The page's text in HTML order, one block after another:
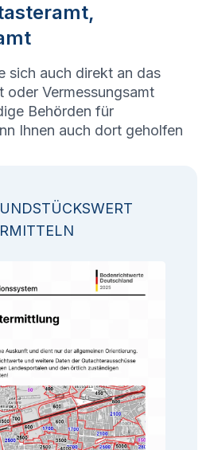
sich auch direkt an das
oder Vermessungsamt
Behörden für
Ihnen auch dort geholfen